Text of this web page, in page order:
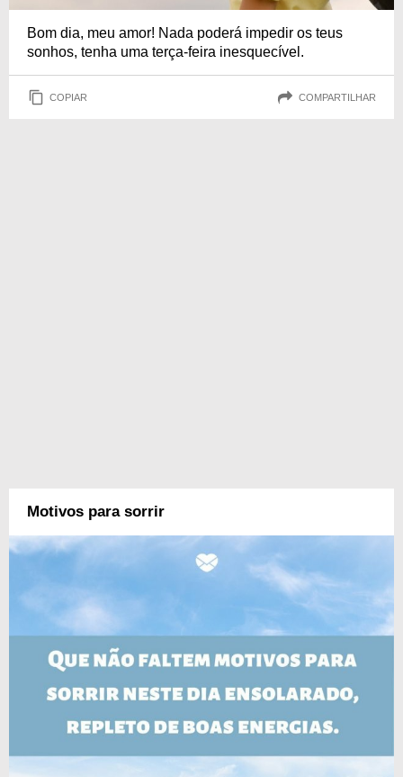
Bom dia, meu amor! Nada poderá impedir os teus
sonhos, tenha uma terça-feira inesquecível.
COPIAR COMPARTILHAR
Motivos para sorrir